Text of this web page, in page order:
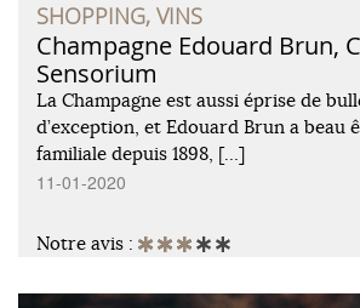
SHOPPING, VINS
Champagne Edouard Brun,
Sensorium
La Champagne est aussi éprise de
d’exception, et Edouard Brun a beau
familiale depuis 1898, […]
11-01-2020
Notre avis :